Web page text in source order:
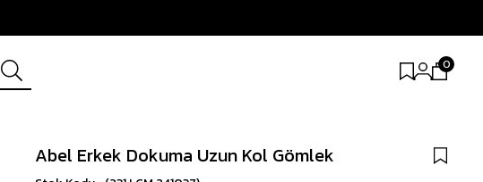
0
Abel Erkek Dokuma Uzun Kol Gömlek